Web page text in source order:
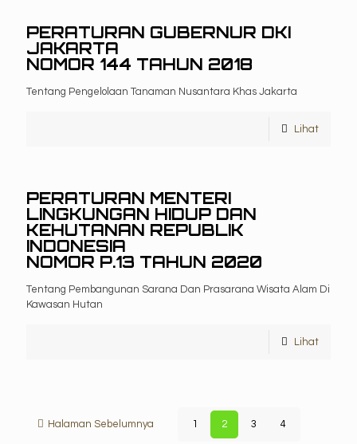
PERATURAN GUBERNUR DKI
JAKARTA
NOMOR 144 TAHUN 2018
Tentang Pengelolaan Tanaman Nusantara Khas Jakarta
Lihat
PERATURAN MENTERI
LINGKUNGAN HIDUP DAN
KEHUTANAN REPUBLIK
INDONESIA
NOMOR P.13 TAHUN 2020
Tentang Pembangunan Sarana Dan Prasarana Wisata Alam Di
Kawasan Hutan
Lihat
Halaman Sebelumnya 1 2 3 4